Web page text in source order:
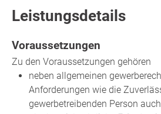
Leistungsdetails
Voraussetzungen
Zu den Voraussetzungen gehören
neben allgemeinen
Anforderungen wie die
gewerbetreibenden Person auch